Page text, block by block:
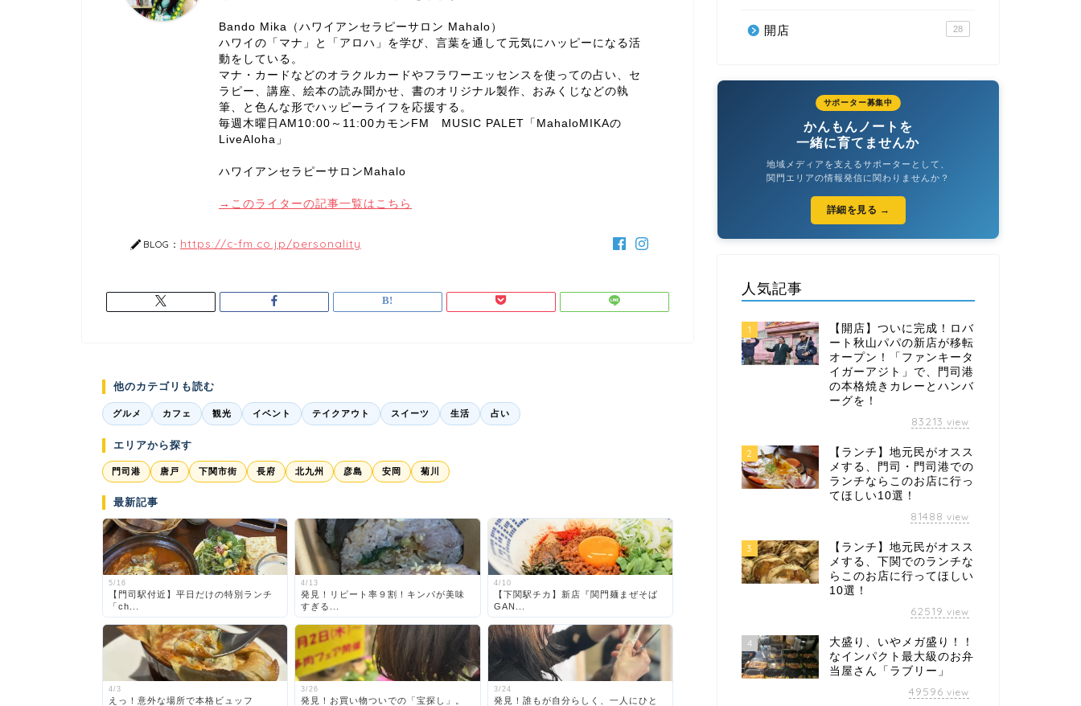
Bando Mika（ハワイアンセラピーサロン Mahalo）
ハワイの「マナ」と「アロハ」を学び、言葉を通して元気にハッピーになる活
動をしている。
マナ・カードなどのオラクルカードやフラワーエッセンスを使っての占い、セ
ラピー、講座、絵本の読み聞かせ、書のオリジナル製作、おみくじなどの執
筆、と色んな形でハッピーライフを応援する。
毎週木曜日AM10:00～11:00カモンFM MUSIC PALET「MahaloMIKAの
LiveAloha」
ハワイアンセラピーサロンMahalo
→このライターの記事一覧はこちら
BLOG： https://c-fm.co.jp/personality
他のカテゴリも読む
グルメ カフェ 観光 イベント テイクアウト スイーツ 生活 占い
エリアから探す
門司港 唐戸 下関市街 長府 北九州 彦島 安岡 菊川
最新記事
5/16
【門司駅付近】平日だけの特別ランチ
「ch...
4/13
発見！リピート率９割！キンパが美味
すぎる...
4/10
【下関駅チカ】新店『関門麺まぜそば
GAN...
4/3
えっ！意外な場所で本格ビュッフ
3/26
発見！お買い物ついでの「宝探し」。
3/24
発見！誰もが自分らしく、一人にひと
開店 28
サポーター募集中
かんもんノートを
一緒に育てませんか
地域メディアを支えるサポーターとして、
関門エリアの情報発信に関わりませんか？
詳細を見る →
人気記事
1
【開店】ついに完成！ロバ
ート秋山パパの新店が移転
オープン！「ファンキータ
イガーアジト」で、門司港
の本格焼きカレーとハンバ
ーグを！
83213 view
2
【ランチ】地元民がオスス
メする、門司・門司港での
ランチならこのお店に行っ
てほしい10選！
81488 view
3
【ランチ】地元民がオスス
メする、下関でのランチな
らこのお店に行ってほしい
10選！
62519 view
4
大盛り、いやメガ盛り！！
なインパクト最大級のお弁
当屋さん「ラブリー」
49596 view